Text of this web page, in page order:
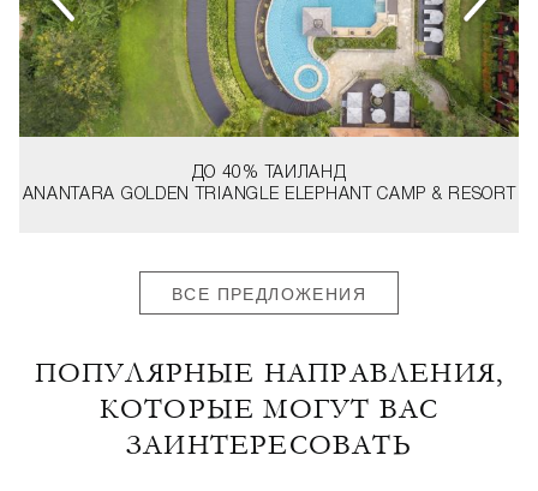
ANANTARA GOLDEN TRIANGLE ELEPHANT CAMP & RESORT
ДО 40% ТАИЛАНД
ВСЕ ПРЕДЛОЖЕНИЯ
ПОПУЛЯРНЫЕ НАПРАВЛЕНИЯ,
КОТОРЫЕ МОГУТ ВАС
ЗАИНТЕРЕСОВАТЬ